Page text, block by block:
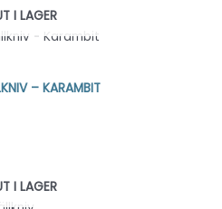
I LAGER
– KARAMBIT
I LAGER